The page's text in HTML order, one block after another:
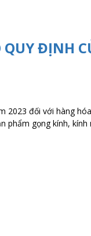
QUY ĐỊNH
2023 đối với hàng
phẩm gọng kính,